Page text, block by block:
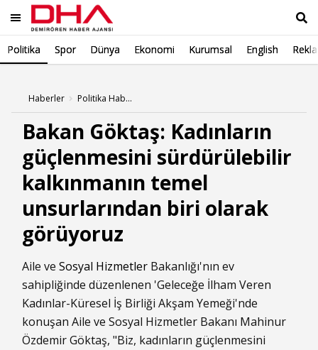
Politika Spor Dünya Ekonomi Kurumsal English
Haberler Politika Haberleri
Bakan Göktaş: Kadınların
güçlenmesini sürdürülebilir
kalkınmanın temel
unsurlarından biri olarak
görüyoruz
Aile ve Sosyal Hizmetler Bakanlığı'nın ev
sahipliğinde düzenlenen 'Geleceğe İlham Veren
Kadınlar-Küresel İş Birliği Akşam Yemeği'nde
konuşan Aile ve Sosyal Hizmetler Bakanı Mahinur
Özdemir Göktaş, "Biz, kadınların güçlenmesini